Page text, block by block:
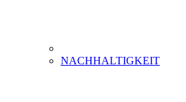
NACHHALTIGKEIT